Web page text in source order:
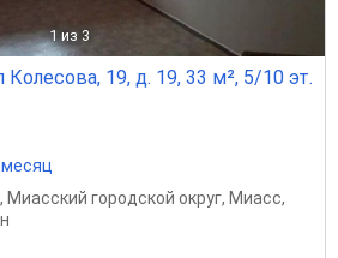
1 из 3
Колесова, 19, д. 19, 33 м², 5/10 эт.
месяц
, Миасский городской округ, Миасс,